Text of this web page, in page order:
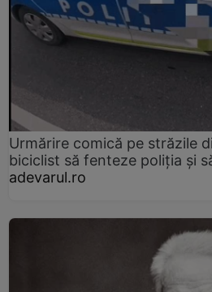
Urmărire comică pe străzile
biciclist să fenteze poliția și
adevarul.ro